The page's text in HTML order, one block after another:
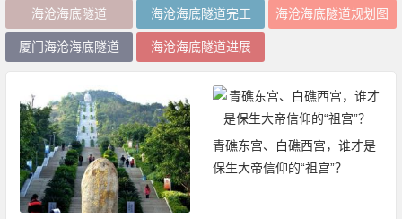
海沧海底隧道 海沧海底隧道完工 海沧海底隧道规划图
厦门海沧海底隧道 海沧海底隧道进展
青礁东宫、白礁西宫，谁才是
保生大帝信仰的“祖宫”？